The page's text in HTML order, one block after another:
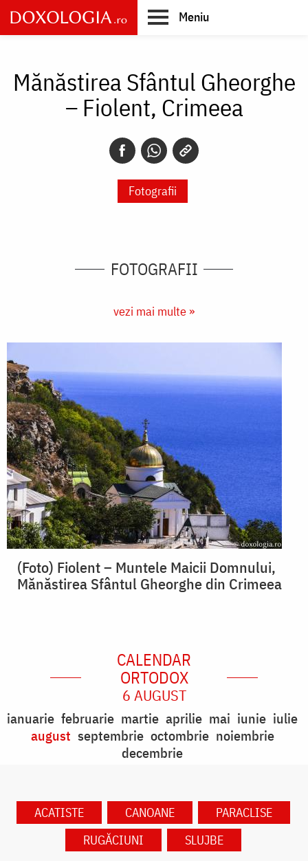
Skip
to
main
Meniu
Mănăstirea Sfântul Gheorghe
– Fiolent, Crimeea
Fotografii
FOTOGRAFII
vezi mai multe »
(Foto) Fiolent – Muntele Maicii Domnului,
Mănăstirea Sfântul Gheorghe din Crimeea
CALENDAR
ORTODOX
6 AUGUST
ianuarie februarie martie aprilie mai iunie iulie
august septembrie octombrie noiembrie
decembrie
ACATISTE CANOANE
PARACLISE
RUGĂCIUNI
SLUJBE